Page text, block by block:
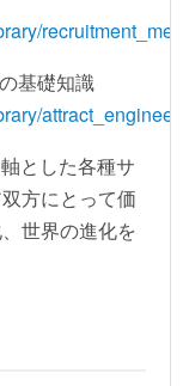
基礎知識
attract_engineer
とした各種サ
方にとって価
世界の進化を